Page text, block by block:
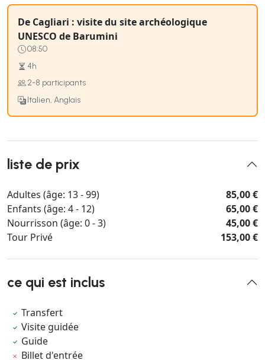
De Cagliari : visite du site archéologique
UNESCO de Barumini
08:50
4h
2-8 participants
Italien, Anglais
liste de prix
Adultes (âge: 13 - 99)
85,00 €
Enfants (âge: 4 - 12)
65,00 €
Nourrisson (âge: 0 - 3)
45,00 €
Tour Privé
153,00 €
ce qui est inclus
Transfert
Visite guidée
Guide
Billet d'entrée